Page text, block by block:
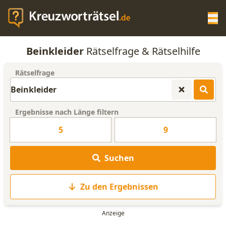
KREUZWORTRÄTSEL-HILFE
WORTLISTE
BeinkleiderRätselfrage & Rätselhilfe
Rätselfrage
Ergebnisse nach Länge filtern
5 9
Suchen
Zu den Ergebnissen